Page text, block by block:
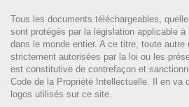
Tous les documents téléchargeables,
sont protégés par la législation applicable
dans le monde entier. A ce titre, toute autre
strictement autorisées par la loi ou les
est constitutive de contrefaçon et
Code de la Propriété Intellectuelle. Il en va
logos utilisés sur ce site.